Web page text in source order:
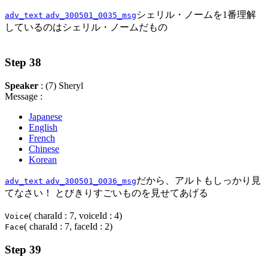
adv_text adv_300501_0035_msg シェリル・ノームを1番理解
しているのはシェリル・ノームだもの
Step 38
Speaker : (7) Sheryl
Message :
Japanese
English
French
Chinese
Korean
adv_text adv_300501_0036_msgだから、アルトもしっかり見
てなさい！ とびきりすごいものを見せてあげる
Voice( charaId : 7, voiceId : 4)
Face( charaId : 7, faceId : 2)
Step 39